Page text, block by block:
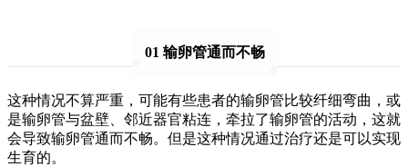
01 输卵管通而不畅
这种情况不算严重，可能有些患者的输卵管比较纤细弯曲，或
是输卵管与盆壁、邻近器官粘连，牵拉了输卵管的活动，这就
会导致输卵管通而不畅。但是这种情况通过治疗还是可以实现
生育的。